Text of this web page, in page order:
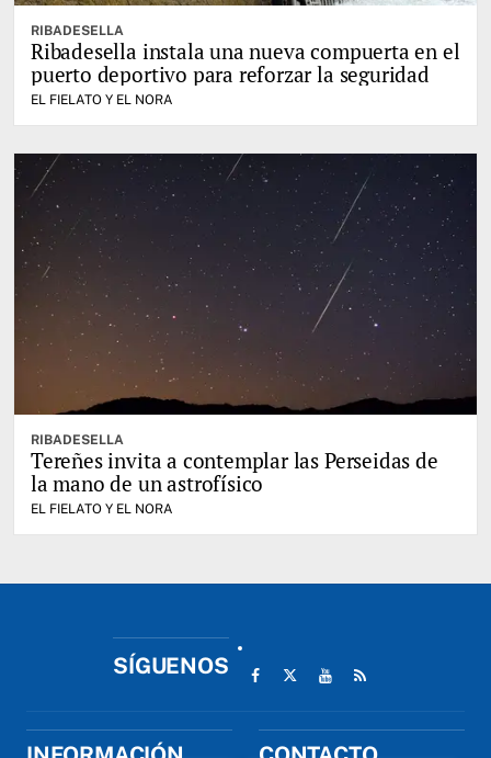
RIBADESELLA
Ribadesella instala una nueva compuerta en el
puerto deportivo para reforzar la seguridad
EL FIELATO Y EL NORA
RIBADESELLA
Tereñes invita a contemplar las Perseidas de
la mano de un astrofísico
EL FIELATO Y EL NORA
SÍGUENOS